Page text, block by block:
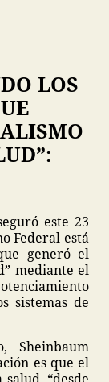
LOS
este 23
Federal está
generó el
mediante el
sistemas de
Sheinbaum
es que el